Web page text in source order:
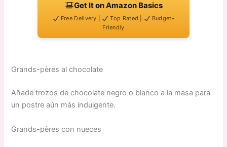
Get It on Amazon Basics
Free Delivery | Top Rated |
Budget-
Friendly
Grands-pères al chocolate
Añade trozos de chocolate negro o blanco a la masa para
un postre aún más indulgente.
Grands-pères con nueces